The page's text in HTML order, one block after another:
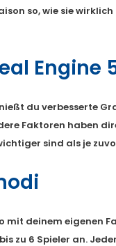
so, wie sie
Engine
du verbesserte
Faktoren haben
sind als je
mit deinem eigenen
zu 6 Spieler an.